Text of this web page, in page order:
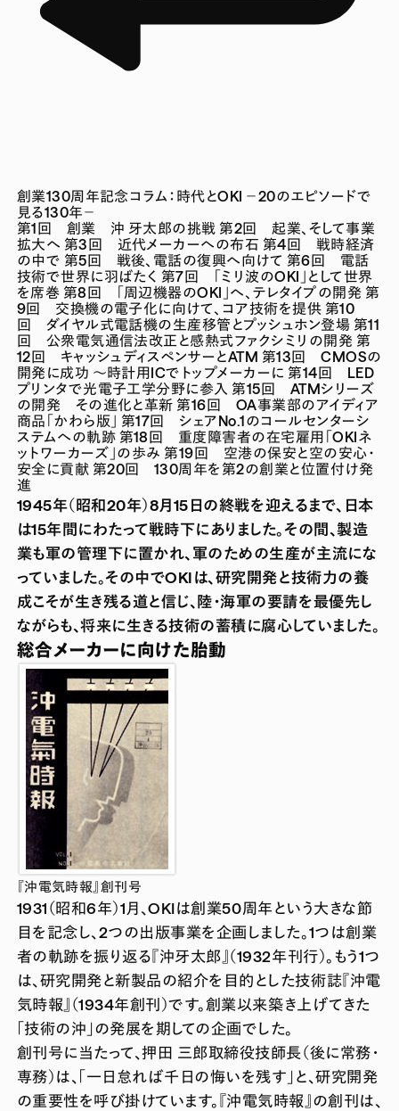
創業130周年記念コラム：時代とOKI －20のエピソードで
見る130年－
第1回 創業 沖 牙太郎の挑戦 第2回 起業、そして事業
拡大へ 第3回 近代メーカーへの布石 第4回 戦時経済
の中で 第5回 戦後、電話の復興へ向けて 第6回 電話
技術で世界に羽ばたく 第7回 「ミリ波のOKI」として世界
を席巻 第8回 「周辺機器のOKI」へ、テレタイプの開発 第
9回 交換機の電子化に向けて、コア技術を提供 第10
回 ダイヤル式電話機の生産移管とプッシュホン登場 第11
回 公衆電気通信法改正と感熱式ファクシミリの開発 第
12回 キャッシュディスペンサーとATM 第13回 CMOSの
開発に成功 ～時計用ICでトップメーカーに 第14回 LED
プリンタで光電子工学分野に参入 第15回 ATMシリーズ
の開発 その進化と革新 第16回 OA事業部のアイディア
商品「かわら版」 第17回 シェアNo.1のコールセンターシ
ステムへの軌跡 第18回 重度障害者の在宅雇用「OKIネ
ットワーカーズ」の歩み 第19回 空港の保安と空の安心・
安全に貢献 第20回 130周年を第2の創業と位置付け発
進
1945年（昭和20年）8月15日の終戦を迎えるまで、日本
は15年間にわたって戦時下にありました。その間、製造
業も軍の管理下に置かれ、軍のための生産が主流にな
っていました。その中でOKIは、研究開発と技術力の養
成こそが生き残る道と信じ、陸・海軍の要請を最優先し
ながらも、将来に生きる技術の蓄積に腐心していました。
総合メーカーに向けた胎動
『沖電気時報』創刊号
1931（昭和6年）1月、OKIは創業50周年という大きな節
目を記念し、2つの出版事業を企画しました。1つは創業
者の軌跡を振り返る『沖牙太郎』（1932年刊行）。もう1つ
は、研究開発と新製品の紹介を目的とした技術誌『沖電
気時報』（1934年創刊）です。創業以来築き上げてきた
「技術の沖」の発展を期しての企画でした。
創刊号に当たって、押田 三郎取締役技師長（後に常務・
専務）は、「一日怠れば千日の悔いを残す」と、研究開発
の重要性を呼び掛けています。『沖電気時報』の創刊は、